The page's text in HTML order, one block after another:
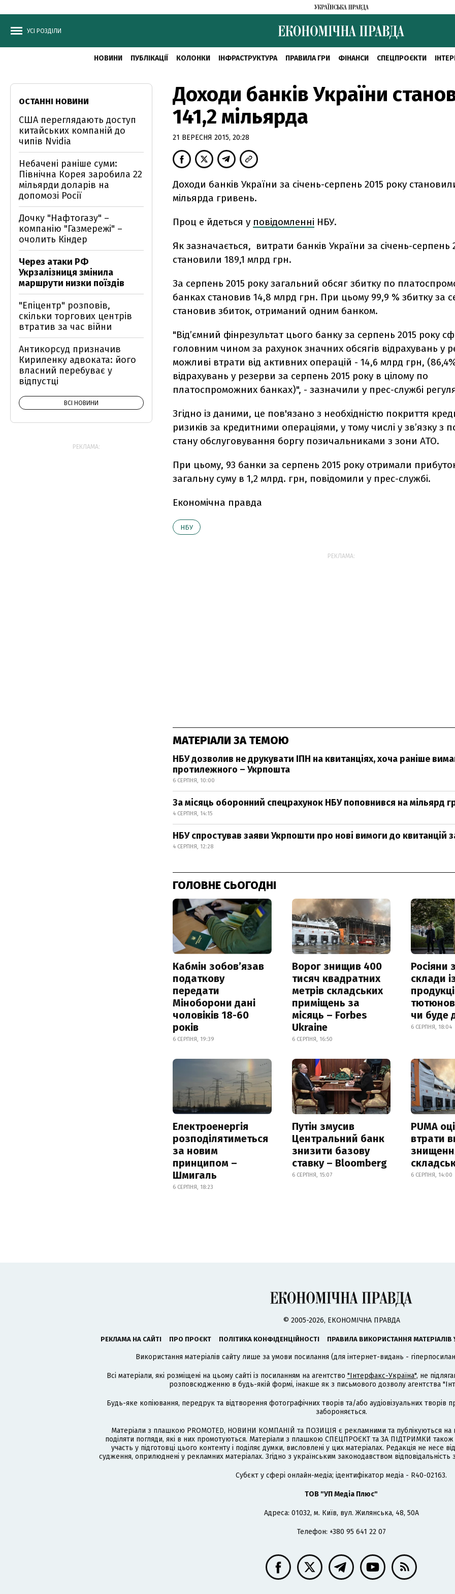
УСІ РОЗДІЛИ
НОВИНИ ПУБЛІКАЦІЇ КОЛОНКИ ІНФРАСТРУКТУРА ПРАВИЛА ГРИ ФІНАНСИ СПЕЦПРОЄКТИ
Доходи банків України
141,2 мільярда
21 ВЕРЕСНЯ 2015, 20:28
Доходи банків України за січень-серпень 2015 року
мільярда гривень.
Проц е йдеться у повідомленні НБУ.
Як зазначається, витрати банків України за січень-серпень
становили 189,1 млрд грн.
За серпень 2015 року загальний обсяг збитку по
банках становив 14,8 млрд грн. При цьому 99,9 % збитку за
становив збиток, отриманий одним банком.
"Від’ємний фінрезультат цього банку за серпень 2015 року
головним чином за рахунок значних обсягів відрахувань у
можливі втрати від активних операцій - 14,6 млрд грн,
відрахувань у резерви за серпень 2015 року в цілому по
платоспроможних банках)", - зазначили у прес-службі
Згідно із даними, це пов'язано з необхідністю покриття
ризиків за кредитними операціями, у тому числі у зв’язку з
стану обслуговування боргу позичальниками з зони АТО.
При цьому, 93 банки за серпень 2015 року отримали
загальну суму в 1,2 млрд. грн, повідомили у прес-службі.
Економічна правда
НБУ
РЕКЛАМА:
МАТЕРІАЛИ ЗА ТЕМОЮ
НБУ дозволив не друкувати ІПН на квитанціях, хоча раніше
протилежного – Укрпошта
6 СЕРПНЯ, 10:00
За місяць оборонний спецрахунок НБУ поповнився на мільярд
4 СЕРПНЯ, 14:15
НБУ спростував заяви Укрпошти про нові вимоги до квитанцій
4 СЕРПНЯ, 12:28
ГОЛОВНЕ СЬОГОДНІ
Кабмін зобовʼязав
податкову
передати
Міноборони дані
чоловіків 18-60
років
6 СЕРПНЯ, 19:39
Ворог знищив 400
тисяч квадратних
метрів складських
приміщень за
місяць – Forbes
Ukraine
6 СЕРПНЯ, 16:50
Росіяни
склади
чи буде
6 СЕРПНЯ, 18:04
Електроенергія
розподілятиметься
за новим
принципом –
Шмигаль
6 СЕРПНЯ, 18:23
Путін змусив
Центральний банк
знизити базову
ставку – Bloomberg
6 СЕРПНЯ, 15:07
PUMA
втрати
6 СЕРПНЯ, 14:00
ОСТАННІ НОВИНИ
США переглядають доступ
китайських компаній до
чипів Nvidia
Небачені раніше суми:
Північна Корея заробила 22
мільярди доларів на
допомозі Росії
Дочку "Нафтогазу" –
компанію "Газмережі" –
очолить Кіндер
Через атаки РФ
Укрзалізниця змінила
маршрути низки поїздів
"Епіцентр" розповів,
скільки торгових центрів
втратив за час війни
Антикорсуд призначив
Кириленку адвоката: його
власний перебуває у
відпустці
ВСІ НОВИНИ
РЕКЛАМА:
© 2005-2026, ЕКОНОМІЧНА ПРАВДА
РЕКЛАМА НА САЙТІ ПРО ПРОЄКТ ПОЛІТИКА КОНФІДЕНЦІЙНОСТІ ПРАВИЛА ВИКОРИСТАННЯ МАТЕРІАЛІВ
Використання матеріалів сайту лише за умови посилання (для інтернет-видань -
Всі матеріали, які розміщені на цьому сайті із посиланням на агентство "Інтерфакс-Україна", не
розповсюдженню в будь-якій формі, інакше як з письмового дозволу агентства
Будь-яке копіювання, передрук та відтворення фотографічних творів та/або аудіовізуальних
забороняється.
Матеріали з плашкою PROMOTED, НОВИНИ КОМПАНІЙ та ПОЗИЦІЯ є рекламними та публікуються на
поділяти погляди, які в них промотуються. Матеріали з плашкою СПЕЦПРОЄКТ та ЗА ПІДТРИМКИ
участь у підготовці цього контенту і поділяє думки, висловлені у цих матеріалах. Редакція не несе
судження, оприлюднені у рекламних матеріалах. Згідно з українським законодавством
Cубєкт у сфері онлайн-медіа; ідентифікатор медіа - R40-02163.
ТОВ "УП Медіа Плюс"
Адреса: 01032, м. Київ, вул. Жилянська, 48, 50А
Телефон: +380 95 641 22 07